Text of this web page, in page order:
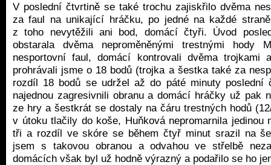
V poslední čtvrtině se také trochu zajiskřilo dvěma
za faul na unikající hráčku, po jedné na každé
z toho nevytěžili ani bod, domácí čtyři. Úvod
obstarala dvěma neproměněnými trestnými hody
nesportovní faul, domácí kontrovali dvěma trojkami
prohrávali jsme o 18 bodů (trojka a šestka také za
rozdíl 18 bodů se udržel až do páté minuty poslední
najednou zagresivnili obranu a domácí hráčky už pak
ze hry a šestkrát se dostaly na čáru trestných hodů
v útoku tlačily do koše, Huňková nepromarnila jedinou
tři a rozdíl ve skóre se během čtyř minut srazil na
jsem s takovou obranou a odvahou ve střelbě
domácích však byl už hodně výrazný a podařilo se ho